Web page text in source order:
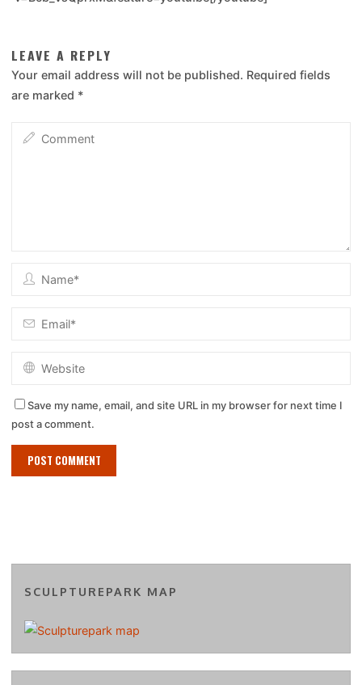
LEAVE A REPLY
Your email address will not be published. Required fields
are marked *
Save my name, email, and site URL in my browser for next time I
post a comment.
SCULPTUREPARK MAP